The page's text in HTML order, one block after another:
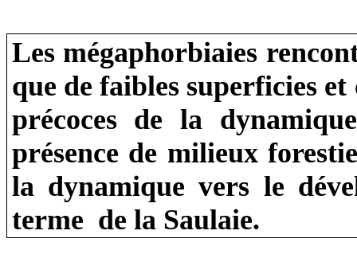
Les mégaphorbiaies
que de faibles superficies
précoces de la
présence de milieux
la dynamique vers le
terme de la Saulaie.